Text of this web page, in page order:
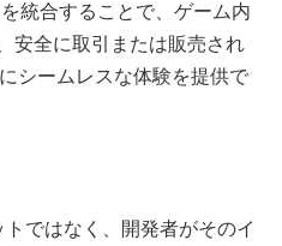
統合することで、ゲーム内
安全に取引または販売され
シームレスな体験を提供で
ではなく、開発者がそのイ